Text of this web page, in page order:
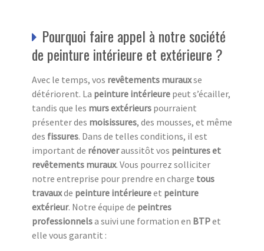
Pourquoi faire appel à notre société
de peinture intérieure et extérieure ?
Avec le temps, vos revêtements murauxse
détériorent. La peinture intérieure peut s’écailler,
tandis que les murs extérieurs pourraient
présenter des moisissures, des mousses, et même
des fissures. Dans de telles conditions, il est
important de rénoveraussitôt vos peintures et
revêtements muraux. Vous pourrez solliciter
notre entreprise pour prendre en charge tous
travauxde peinture intérieureet peinture
extérieur. Notre équipe de peintres
professionnelsa suivi une formation en BTPet
elle vous garantit :